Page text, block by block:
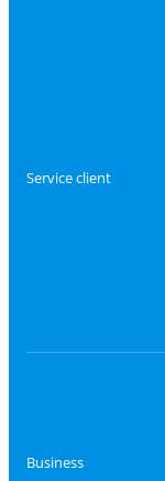
Service client
Business